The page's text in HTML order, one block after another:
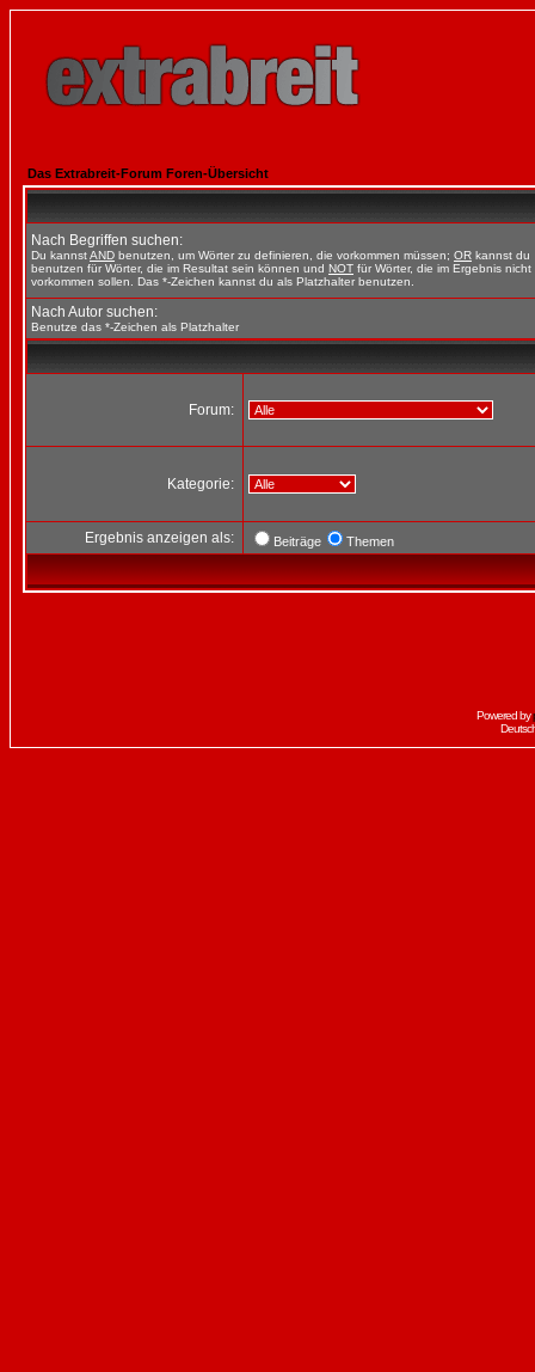
Das Extrabreit-Forum Foren-Übersicht
Nach Begriffen suchen:
Du kannstAND benutzen, um Wörter zu definieren, die vorkommen müssen; OR kannst du
benutzen für Wörter, die im Resultat sein können und NOT für Wörter, die im Ergebnis nicht
vorkommen sollen. Das *-Zeichen kannst du als Platzhalter benutzen.
Nach Autor suchen:
Benutze das *-Zeichen als Platzhalter
Forum:
Kategorie:
Ergebnis anzeigen als: Beiträge Themen
Powered by